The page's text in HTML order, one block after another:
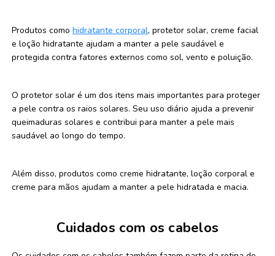
Produtos como hidratante corporal, protetor solar, creme facial
e loção hidratante ajudam a manter a pele saudável e
protegida contra fatores externos como sol, vento e poluição.
O protetor solar é um dos itens mais importantes para proteger
a pele contra os raios solares. Seu uso diário ajuda a prevenir
queimaduras solares e contribui para manter a pele mais
saudável ao longo do tempo.
Além disso, produtos como creme hidratante, loção corporal e
creme para mãos ajudam a manter a pele hidratada e macia.
Cuidados com os cabelos